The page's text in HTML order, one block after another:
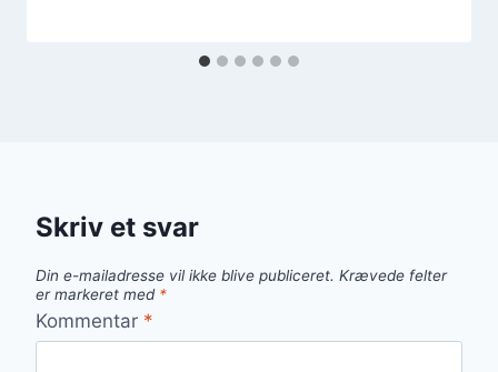
Skriv et svar
Din e-mailadresse vil ikke blive publiceret. Krævede felter
er markeret med *
Kommentar *